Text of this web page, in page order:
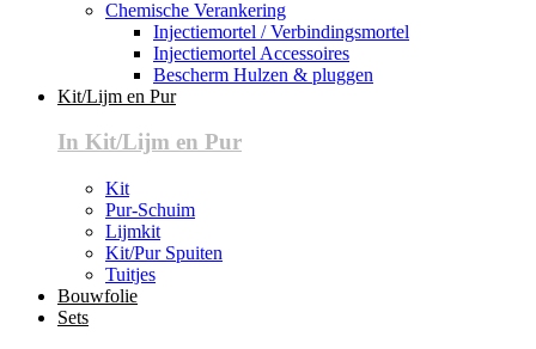
Chemische Verankering
Injectiemortel / Verbindingsmortel
Injectiemortel Accessoires
Bescherm Hulzen & pluggen
Kit/Lijm en Pur
In Kit/Lijm en Pur
Kit
Pur-Schuim
Lijmkit
Kit/Pur Spuiten
Tuitjes
Bouwfolie
Sets